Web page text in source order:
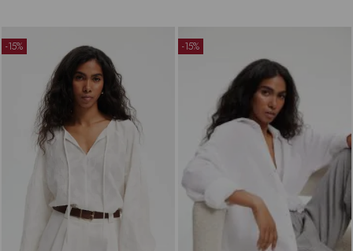
-15% -15%